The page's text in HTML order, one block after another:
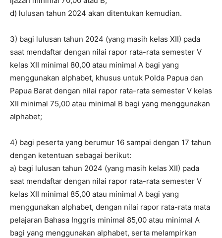
d) lulusan tahun 2024 akan ditentukan kemudian.
3) bagi lulusan tahun 2024 (yang masih kelas XII) pada
saat mendaftar dengan nilai rapor rata-rata semester V
kelas XII minimal 80,00 atau minimal A bagi yang
menggunakan alphabet, khusus untuk Polda Papua dan
Papua Barat dengan nilai rapor rata-rata semester V kelas
XII minimal 75,00 atau minimal B bagi yang menggunakan
alphabet;
4) bagi peserta yang berumur 16 sampai dengan 17 tahun
dengan ketentuan sebagai berikut:
a) bagi lulusan tahun 2024 (yang masih kelas XII) pada
saat mendaftar dengan nilai rapor rata-rata semester V
kelas XII minimal 85,00 atau minimal A bagi yang
menggunakan alphabet, dengan nilai rapor rata-rata mata
pelajaran Bahasa Inggris minimal 85,00 atau minimal A
bagi yang menggunakan alphabet, serta melampirkan